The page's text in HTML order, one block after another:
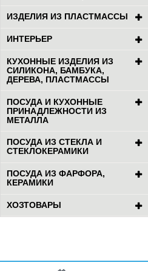
ИЗДЕЛИЯ ИЗ ПЛАСТМАССЫ
ИНТЕРЬЕР
КУХОННЫЕ ИЗДЕЛИЯ ИЗ
СИЛИКОНА, БАМБУКА,
ДЕРЕВА, ПЛАСТМАССЫ
ПОСУДА И КУХОННЫЕ
ПРИНАДЛЕЖНОСТИ ИЗ
МЕТАЛЛА
ПОСУДА ИЗ СТЕКЛА И
СТЕКЛОКЕРАМИКИ
ПОСУДА ИЗ ФАРФОРА,
КЕРАМИКИ
ХОЗТОВАРЫ